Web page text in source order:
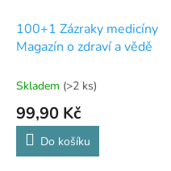
100+1 Zázraky medicíny
Magazín o zdraví a vědě
Skladem (>2 ks)
99,90 Kč
Do košíku